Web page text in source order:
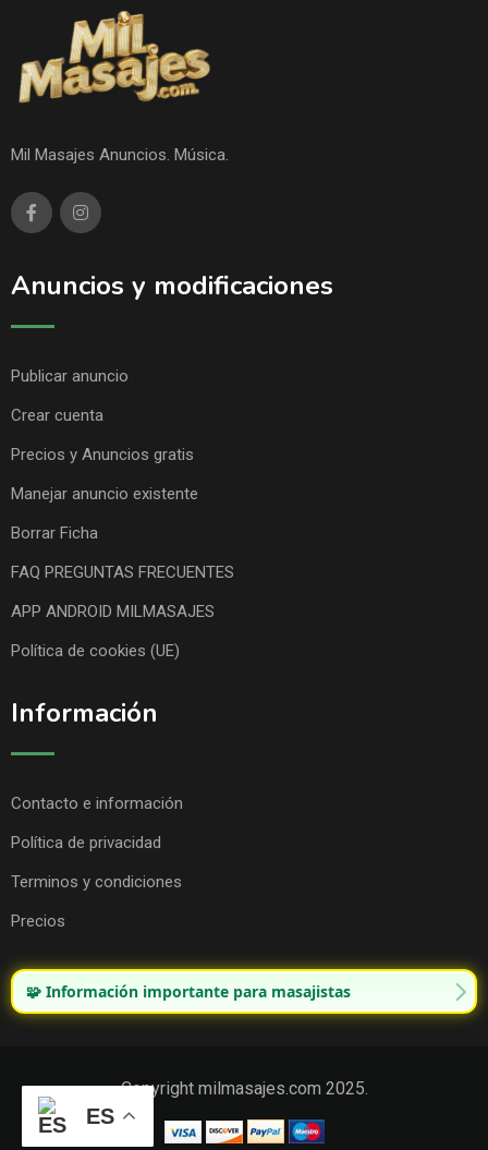
Mil Masajes Anuncios. Música.
Anuncios y modificaciones
Publicar anuncio
Crear cuenta
Precios y Anuncios gratis
Manejar anuncio existente
Borrar Ficha
FAQ PREGUNTAS FRECUENTES
APP ANDROID MILMASAJES
Política de cookies (UE)
Información
Contacto e información
Política de privacidad
Terminos y condiciones
Precios
🧩 Información importante para masajistas
Copyright milmasajes.com 2025.
ES